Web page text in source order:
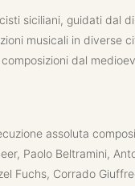
siciliani, guidati dal
musicali in diverse
dal
assoluta
Paolo Beltramini,
Fuchs, Corrado